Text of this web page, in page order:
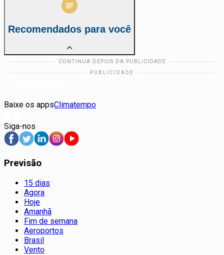
Recomendados para você
Baixe os appsClimatempo
Siga-nos
Previsão
15 dias
Agora
Hoje
Amanhã
Fim de semana
Aeroportos
Brasil
Vento